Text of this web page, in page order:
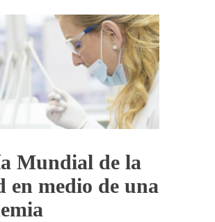
Mundial de la
en medio de una